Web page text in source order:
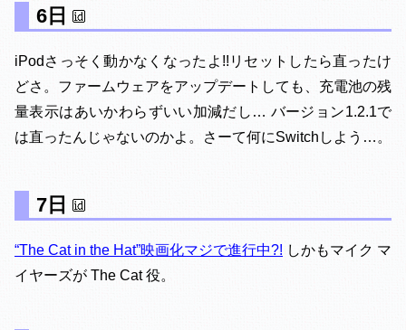
6日
iPodさっそく動かなくなったよ!!リセットしたら直ったけ
どさ。ファームウェアをアップデートしても、充電池の残
量表示はあいかわらずいい加減だし… バージョン1.2.1で
は直ったんじゃないのかよ。さーて何にSwitchしよう…。
7日
“The Cat in the Hat”映画化マジで進行中?! しかもマイク マ
イヤーズが The Cat 役。